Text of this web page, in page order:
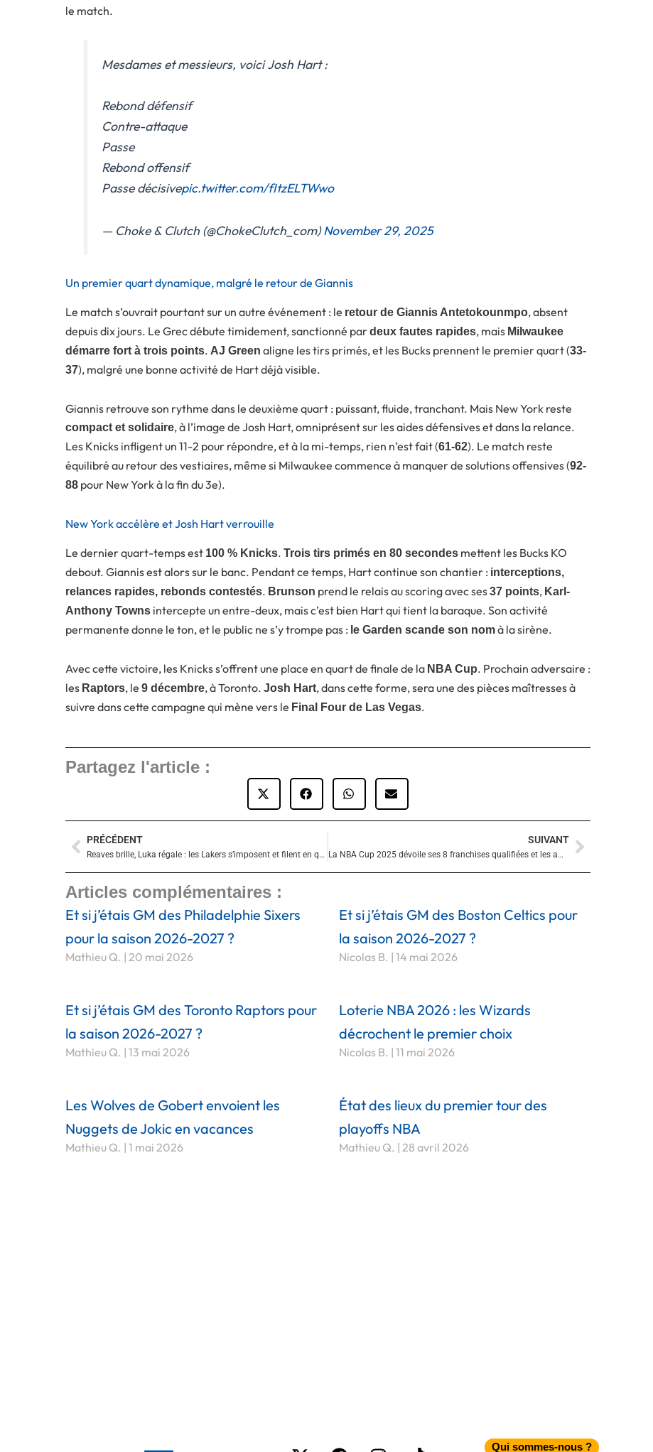
le match.
Mesdames et messieurs, voici Josh Hart :
Rebond défensif
Contre-attaque
Passe
Rebond offensif
Passe décisivepic.twitter.com/fItzELTWwo
— Choke & Clutch (@ChokeClutch_com)November 29, 2025
Un premier quart dynamique, malgré le retour de Giannis
Le match s’ouvrait pourtant sur un autre événement : le retour de Giannis Antetokounmpo, absent
depuis dix jours. Le Grec débute timidement, sanctionné pardeux fautes rapides, mais Milwaukee
démarre fort à trois points. AJ Green aligne les tirs primés, et les Bucks prennent le premier quart (33-
37), malgré une bonne activité de Hart déjà visible.
Giannis retrouve son rythme dans le deuxième quart : puissant, fluide, tranchant. Mais New York reste
compact et solidaire, à l’image de Josh Hart, omniprésent sur les aides défensives et dans la relance.
Les Knicks infligent un 11-2 pour répondre, et à la mi-temps, rien n’est fait (61-62). Le match reste
équilibré au retour des vestiaires, même si Milwaukee commence à manquer de solutions offensives (92-
88 pour New York à la fin du 3e).
New York accélère et Josh Hart verrouille
Le dernier quart-temps est 100 % Knicks. Trois tirs primés en 80 secondes mettent les Bucks KO
debout. Giannis est alors sur le banc. Pendant ce temps, Hart continue son chantier : interceptions,
relances rapides, rebonds contestés. Brunson prend le relais au scoring avec ses37 points, Karl-
Anthony Towns intercepte un entre-deux, mais c’est bien Hart qui tient la baraque. Son activité
permanente donne le ton, et le public ne s’y trompe pas : le Garden scande son nomà la sirène.
Avec cette victoire, les Knicks s’offrent une place en quart de finale de la NBA Cup. Prochain adversaire :
les Raptors, le 9 décembre, à Toronto. Josh Hart, dans cette forme, sera une des pièces maîtresses à
suivre dans cette campagne qui mène vers le Final Four de Las Vegas.
Partagez l'article :
Précédent
PRÉCÉDENT
Reaves brille, Luka régale : les Lakers s’imposent et filent en quarts de la NBA Cup
SUIVANT
La NBA Cup 2025 dévoile ses 8 franchises qualifiées et les affiches des quarts de finale Suivant
Articles complémentaires :
Et si j’étais GM des Philadelphie Sixers
pour la saison 2026-2027 ?
Mathieu Q. 20 mai 2026
Et si j’étais GM des Boston Celtics pour
la saison 2026-2027 ?
Nicolas B. 14 mai 2026
Et si j’étais GM des Toronto Raptors pour
la saison 2026-2027 ?
Mathieu Q. 13 mai 2026
Loterie NBA 2026 : les Wizards
décrochent le premier choix
Nicolas B. 11 mai 2026
Les Wolves de Gobert envoient les
Nuggets de Jokic en vacances
Mathieu Q. 1 mai 2026
État des lieux du premier tour des
playoffs NBA
Mathieu Q. 28 avril 2026
X- FacebookInstagram
Tiktok Qui sommes-nous ?